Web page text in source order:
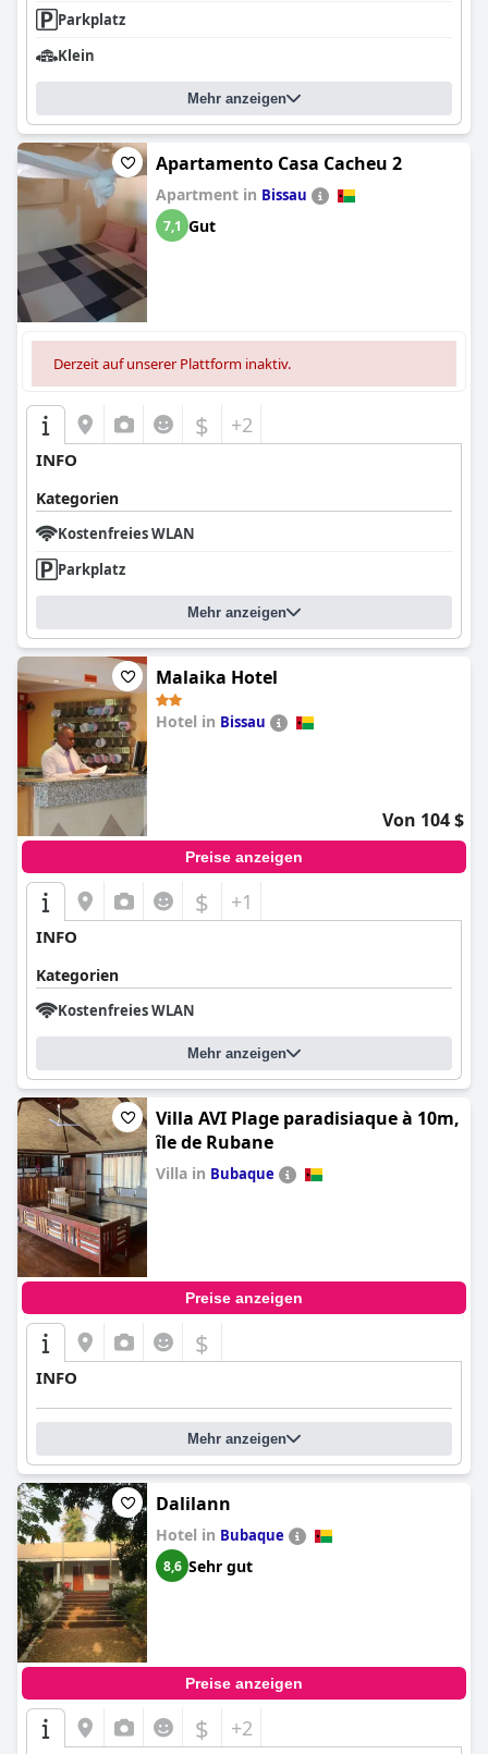
Parkplatz
Klein
Mehr anzeigen
Apartamento Casa Cacheu 2
Apartment in Bissau
7,1 Gut
Derzeit auf unserer Plattform inaktiv.
$ +2
INFO
Kategorien
Kostenfreies WLAN
Parkplatz
Mehr anzeigen
Malaika Hotel
Hotel in Bissau
Von 104 $
Preise anzeigen
$ +1
INFO
Kategorien
Kostenfreies WLAN
Mehr anzeigen
Villa AVI Plage paradisiaque à 10m,
île de Rubane
Villa in Bubaque
Preise anzeigen
$
INFO
Mehr anzeigen
Dalilann
Hotel in Bubaque
8,6 Sehr gut
Preise anzeigen
$ +2